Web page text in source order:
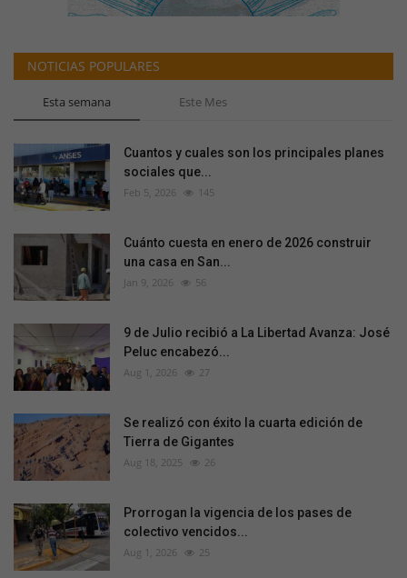
NOTICIAS POPULARES
Esta semana Este Mes
Cuantos y cuales son los principales planes
sociales que...
Feb 5, 2026 145
Cuánto cuesta en enero de 2026 construir
una casa en San...
Jan 9, 2026 56
9 de Julio recibió a La Libertad Avanza: José
Peluc encabezó...
Aug 1, 2026 27
Se realizó con éxito la cuarta edición de
Tierra de Gigantes
Aug 18, 2025 26
Prorrogan la vigencia de los pases de
colectivo vencidos...
Aug 1, 2026 25